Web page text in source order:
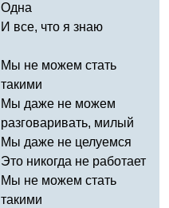
Одна
И все, что я знаю
Мы не можем стать
такими
Мы даже не можем
разговаривать, милый
Мы даже не целуемся
Это никогда не работает
Мы не можем стать
такими